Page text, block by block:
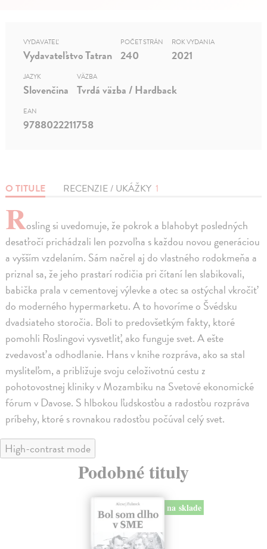
O TITULE RECENZIE / UKÁŽKY 1
Rosling si uvedomuje, že pokrok a blahobyt posledných
desaťročí prichádzali len pozvoľna s každou novou generáciou
a vyšším vzdelaním. Sám načrel aj do vlastného rodokmeňa a
priznal sa, že jeho prastarí rodičia pri čítaní len slabikovali,
babička prala v cementovej výlevke a otec sa ostýchal vkročiť
do moderného hypermarketu. A to hovoríme o Švédsku
dvadsiateho storočia. Boli to predovšetkým fakty, ktoré
pomohli Roslingovi vysvetliť, ako funguje svet. A ešte
zvedavosť a odhodlanie. Hans v knihe rozpráva, ako sa stal
mysliteľom, a približuje svoju celoživotnú cestu z
pohotovostnej kliniky v Mozambiku na Svetové ekonomické
fórum v Davose. S hlbokou ľudskosťou a radosťou rozpráva
príbehy, ktoré s rovnakou radosťou počúval celý svet.
VYDAVATEĽ
Vydavateľstvo Tatran
POČET STRÁN
240
ROK VYDANIA
2021
JAZYK
Slovenčina
VÄZBA
Tvrdá väzba / Hardback
EAN
9788022211758
High-contrast mode
Podobné tituly
na sklade